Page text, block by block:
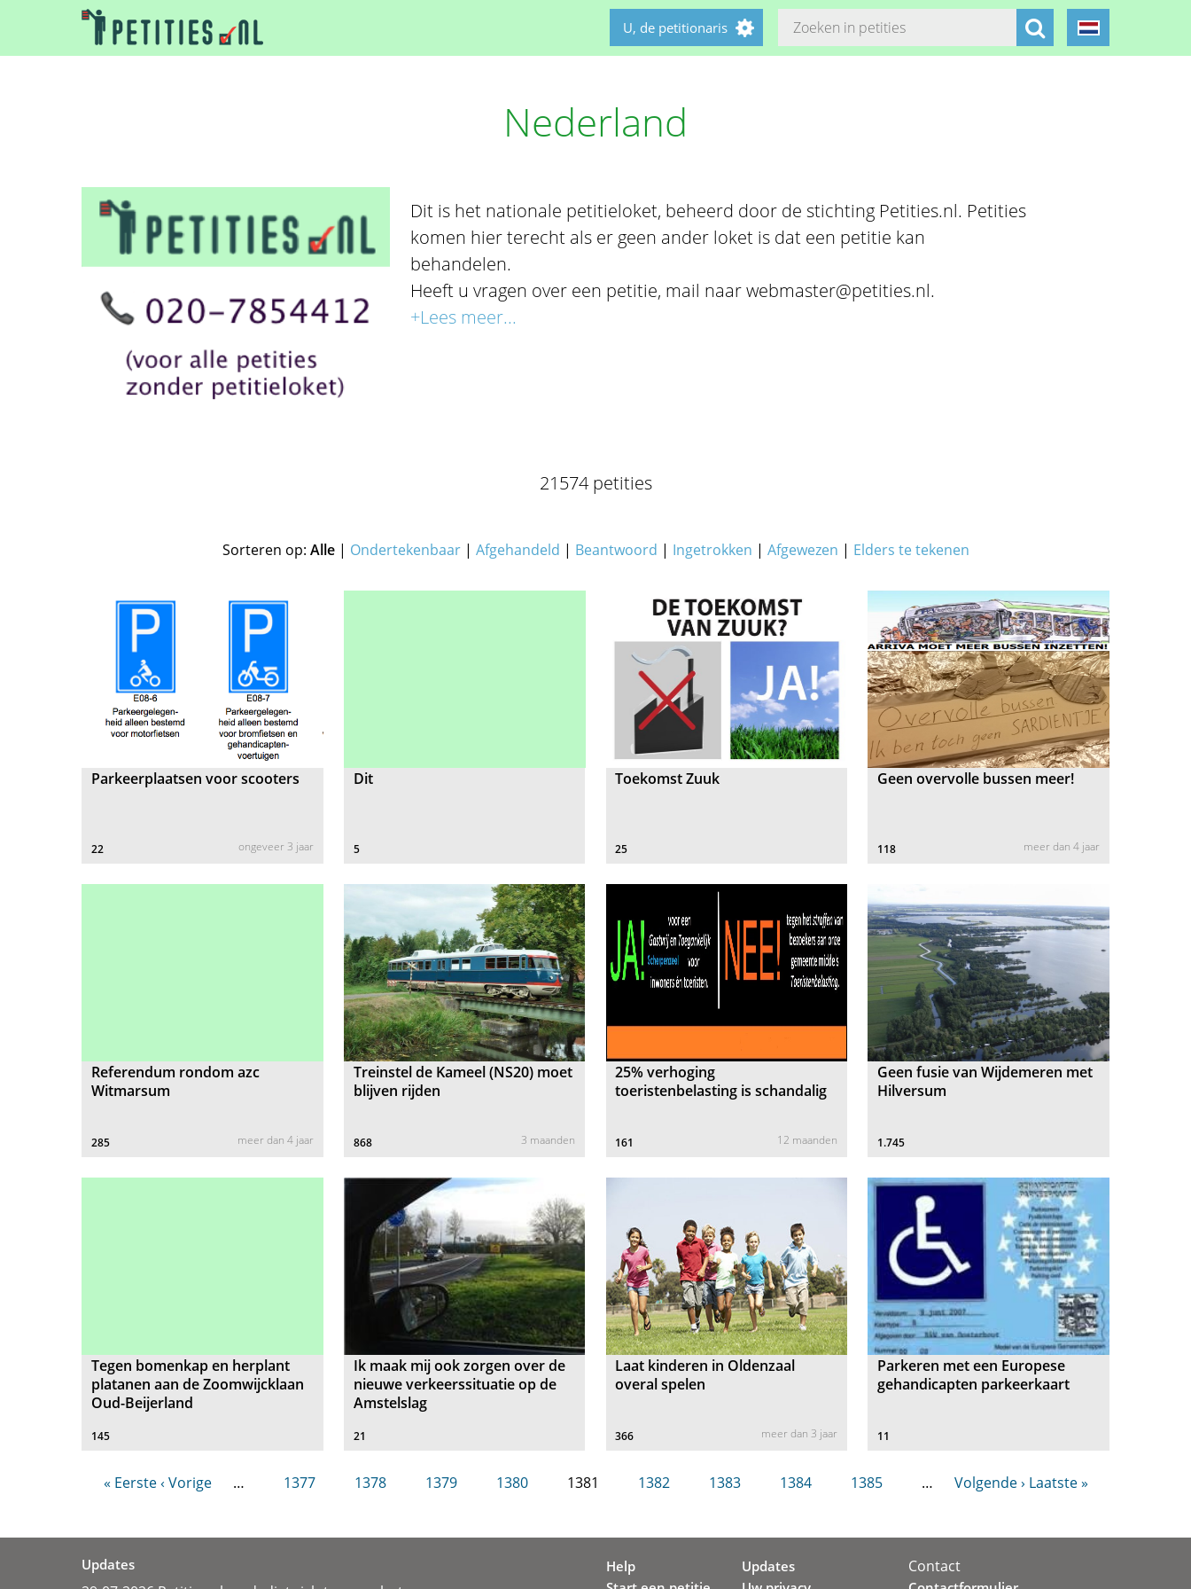
U, de petitionaris
Nederland
Dit is het nationale petitieloket, beheerd door de stichting Petities.nl. Petities
komen hier terecht als er geen ander loket is dat een petitie kan
behandelen.
Heeft u vragen over een petitie, mail naar webmaster@petities.nl.
+Lees meer...
21574 petities
Sorteren op: Alle| Ondertekenbaar| Afgehandeld | Beantwoord | Ingetrokken | Afgewezen | Elders te tekenen
Parkeerplaatsen voor scooters
22 ongeveer 3 jaar
Dit
5
Toekomst Zuuk
25
Geen overvolle bussen meer!
118 meer dan 4 jaar
Referendum rondom azc
Witmarsum
285 meer dan 4 jaar
Treinstel de Kameel (NS20) moet
blijven rijden
868 3 maanden
25% verhoging
toeristenbelasting is schandalig
161 12 maanden
Geen fusie van Wijdemeren met
Hilversum
1.745
Tegen bomenkap en herplant
platanen aan de Zoomwijcklaan
Oud-Beijerland
145
Ik maak mij ook zorgen over de
nieuwe verkeerssituatie op de
Amstelslag
21
Laat kinderen in Oldenzaal
overal spelen
366 meer dan 3 jaar
Parkeren met een Europese
gehandicapten parkeerkaart
11
« Eerste ‹ Vorige … 1377 1378 1379 1380 1381 1382 1383 1384 1385 … Volgende › Laatste »
Updates
Help
Updates
Contact